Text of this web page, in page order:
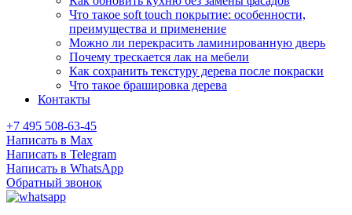
Что такое soft touch покрытие: особенности,
преимущества и применение
Можно ли перекрасить ламинированную дверь
Почему трескается лак на мебели
Как сохранить текстуру дерева после покраски
Что такое брашировка дерева
Контакты
+7 495 508-63-45
Написать в Max
Написать в Telegram
Написать в WhatsApp
Обратный звонок